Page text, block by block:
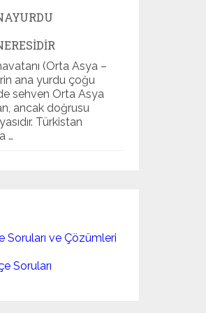
(Orta Asya –
ana yurdu çoğu
sehven Orta Asya
ancak doğrusu
Türkistan
…
Soruları ve Çözümleri
Soruları